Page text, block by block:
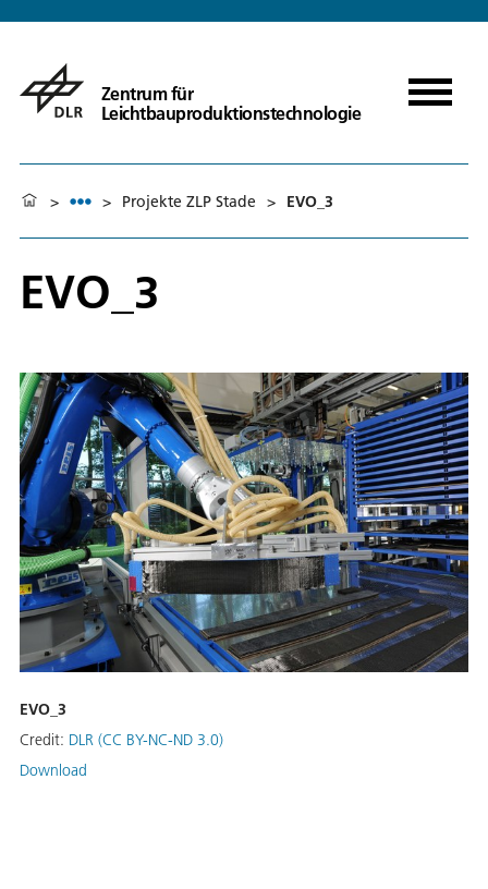
Zentrum für
Leichtbauproduktionstechnologie
> > Projekte ZLP Stade > EVO_3
EVO_3
EVO_3
Credit: DLR (CC BY-NC-ND 3.0)
Download